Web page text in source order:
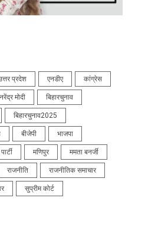
प्रदेश एनडीए कांग्रेस
नरेंद्र मोदी बिहारचुनाव
बिहारचुनाव2025
बीजेपी भाजपा
मणिपुर ममता बनर्जी
राजनीति राजनीतिक समाचार
सुप्रीम कोर्ट